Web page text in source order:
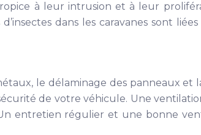
à leur intrusion et à leur
dans les caravanes sont
le délaminage des panneaux et
de votre véhicule. Une
entretien régulier et une bonne